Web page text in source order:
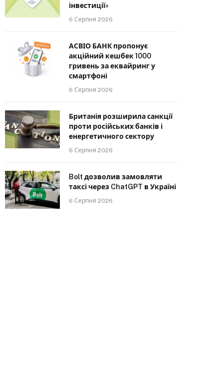
інвестиції»
6 Серпня 2026
АСВІО БАНК пропонує
акційний кешбек 1000
гривень за еквайринг у
смартфоні
6 Серпня 2026
Британія розширила санкції
проти російських банків і
енергетичного сектору
6 Серпня 2026
Bolt дозволив замовляти
таксі через ChatGPT в Україні
6 Серпня 2026